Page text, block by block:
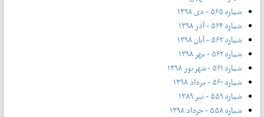
شماره ۵۶۵ - دی ۱۳۹۸
شماره ۵۶۴ - آذر ۱۳۹۸
شماره ۵۶۳ - آیان ۱۳۹۸
شماره ۵۶۲ - مهر ۱۳۹۸
شماره ۵۶۱ - شهریور ۱۳۹۸
شماره ۵۶۰ - مرداد ۱۳۹۸
شماره ۵۵۹ - تیر ۱۳۸۹
شماره ۵۵۸ - خرداد ۱۳۹۸